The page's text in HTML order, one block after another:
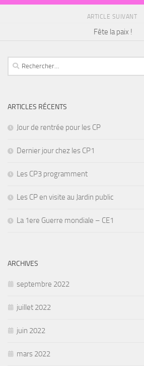
ARTICLE SUIVANT
Fête la paix !
Rechercher :
ARTICLES RÉCENTS
Jour de rentrée pour les CP
Dernier jour chez les CP1
Les CP3 programment
Les CP en visite au Jardin public
La 1ere Guerre mondiale – CE1
ARCHIVES
septembre 2022
juillet 2022
juin 2022
mars 2022